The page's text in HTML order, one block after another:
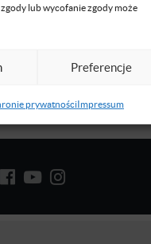
lub wycofanie zgody może
Preferencje
prywatnościImpressum